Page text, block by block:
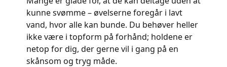
kunne svømme – øvelserne foregår i lavt
vand, hvor alle kan bunde. Du behøver heller
ikke være i topform på forhånd; holdene er
netop for dig, der gerne vil i gang på en
skånsom og tryg måde.